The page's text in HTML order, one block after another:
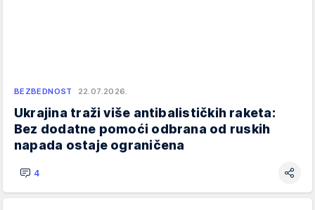
BEZBEDNOST 22.07.2026.
Ukrajina traži više antibalističkih raketa:
Bez dodatne pomoći odbrana od ruskih
napada ostaje ograničena
4